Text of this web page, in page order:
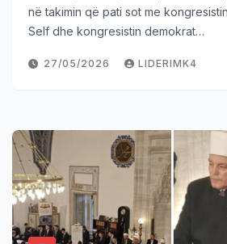
në takimin që pati sot me
Self dhe kongresistin demokrat…
27/05/2026 LIDERIMK4